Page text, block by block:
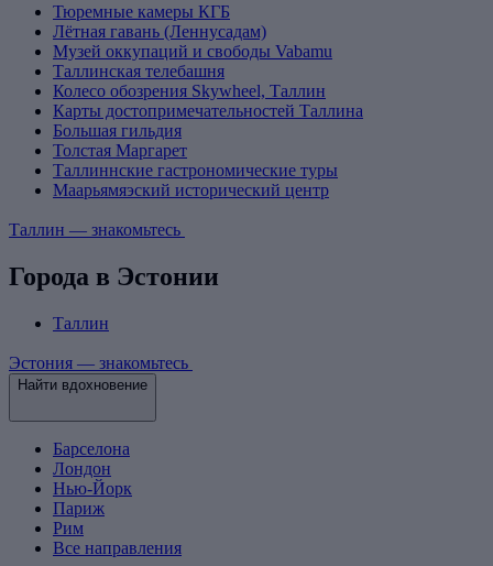
Тюремные камеры КГБ
Лётная гавань (Леннусадам)
Музей оккупаций и свободы Vabamu
Таллинская телебашня
Колесо обозрения Skywheel, Таллин
Карты достопримечательностей Таллина
Большая гильдия
Толстая Маргарет
Таллиннские гастрономические туры
Маарьямяэский исторический центр
Таллин — знакомьтесь
Города в Эстонии
Таллин
Эстония — знакомьтесь
Найти вдохновение
Барселона
Лондон
Нью-Йорк
Париж
Рим
Все направления